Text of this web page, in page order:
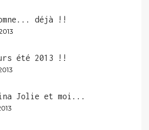
déjà !!
été 2013 !!
Jolie et moi...